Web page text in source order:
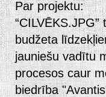
Par projektu:
budžeta
jauniešu vadītu
procesos caur
biedrība